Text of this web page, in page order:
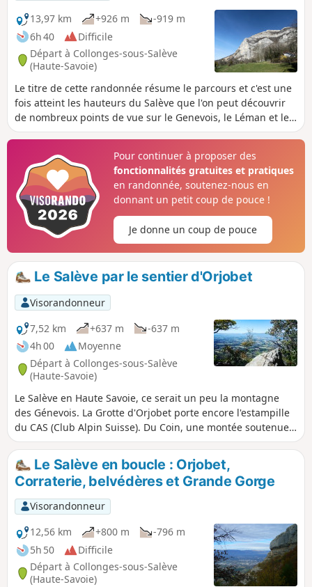
13,97 km
+926 m
-919 m
6h 40
Difficile
Départ à Collonges-sous-Salève
(Haute-Savoie)
Le titre de cette randonnée résume le parcours et c'est une
fois atteint les hauteurs du Salève que l'on peut découvrir
de nombreux points de vue sur le Genevois, le Léman et le
massif du Mont Blanc. Attention quelques passages délicats
Corraterie (4).
Pour continuer à proposer des
fonctionnalités gratuites et pratiques
en randonnée, soutenez-nous en
donnant un petit coup de pouce !
Je donne un coup de pouce
Le Salève par le sentier d'Orjobet
Visorandonneur
7,52 km
+637 m
-637 m
4h 00
Moyenne
Départ à Collonges-sous-Salève
(Haute-Savoie)
Le Salève en Haute Savoie, ce serait un peu la montagne
des Génevois. La Grotte d'Orjobet porte encore l'estampille
du CAS (Club Alpin Suisse). Du Coin, une montée soutenue
permet d'atteindre et de traverser la Grotte. Ensuite, après
une ultime grimpette, on débouche sur le plateau qui est
aussi un alpage. La vue est alors tout simplement
magnifique.
Le Salève en boucle : Orjobet,
Corraterie, belvédères et Grande Gorge
Visorandonneur
12,56 km
+800 m
-796 m
5h 50
Difficile
Départ à Collonges-sous-Salève
(Haute-Savoie)